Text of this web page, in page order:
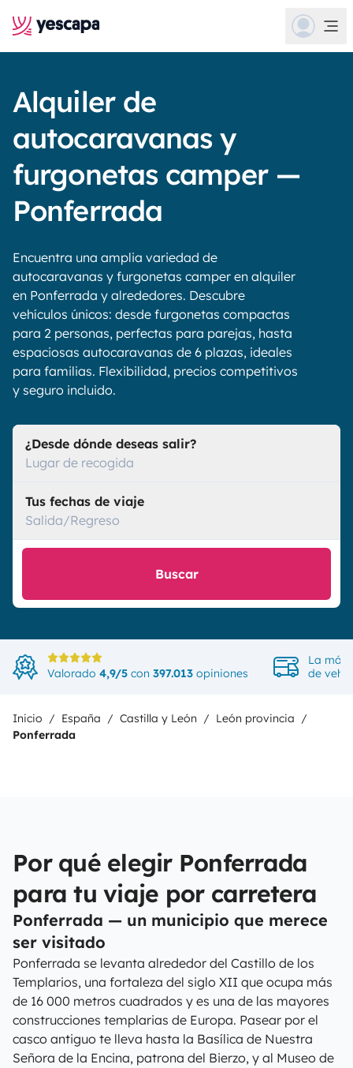
Alquiler de
autocaravanas y
furgonetas camper —
Ponferrada
Encuentra una amplia variedad de
autocaravanas y furgonetas camper en alquiler
en Ponferrada y alrededores. Descubre
vehículos únicos: desde furgonetas compactas
para 2 personas, perfectas para parejas, hasta
espaciosas autocaravanas de 6 plazas, ideales
para familias. Flexibilidad, precios competitivos
y seguro incluido.
¿Desde dónde deseas salir?
Lugar de recogida
Tus fechas de viaje
Salida/Regreso
Buscar
Valorado 4,9/5 con 397.013 opiniones
La más
de
Inicio España Castilla y León
León provincia
Ponferrada
Por qué elegir Ponferrada
para tu viaje por carretera
Ponferrada — un municipio que merece
ser visitado
Ponferrada se levanta alrededor del Castillo de los
Templarios, una fortaleza del siglo XII que ocupa más
de 16 000 metros cuadrados y es una de las mayores
construcciones templarias de Europa. Pasear por el
casco antiguo te lleva hasta la Basílica de Nuestra
Señora de la Encina, patrona del Bierzo, y al Museo de